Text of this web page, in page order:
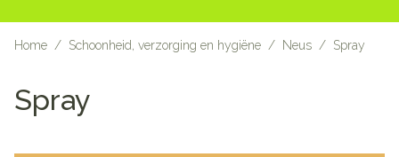
Home / Schoonheid, verzorging en hygiëne / Neus / Spray
Spray